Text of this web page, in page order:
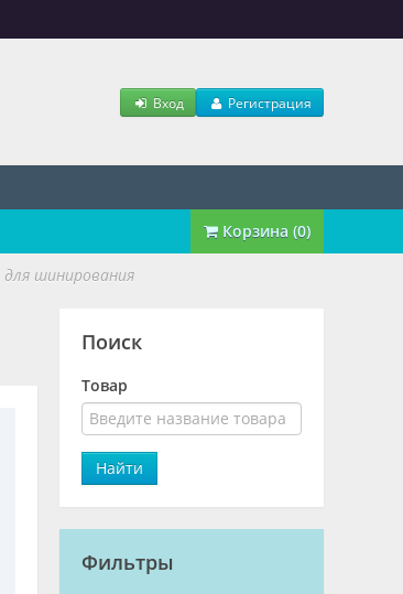
Вход Регистрация
Корзина (0)
шинирования
Поиск
Товар
Найти
Фильтры